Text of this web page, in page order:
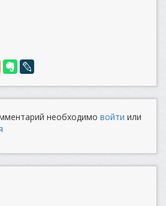
необходимо войти или